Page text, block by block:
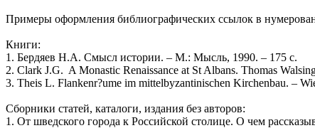
Примеры оформления библиографических ссылок в
Книги:
1. Бердяев Н.А. Смысл истории. – М.: Мысль, 1990. – 175 с.
2. Clark J.G. A Monastic Renaissance at St Albans. Thomas
3. Theis L. Flankenr?ume im mittelbyzantinischen Kirchenbau. –
Сборники статей, каталоги, издания без авторов:
1. От шведского города к Российской столице. О чем